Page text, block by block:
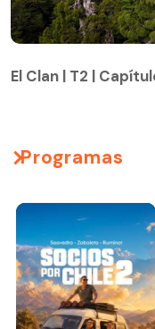
El Clan | T2 |
Programas